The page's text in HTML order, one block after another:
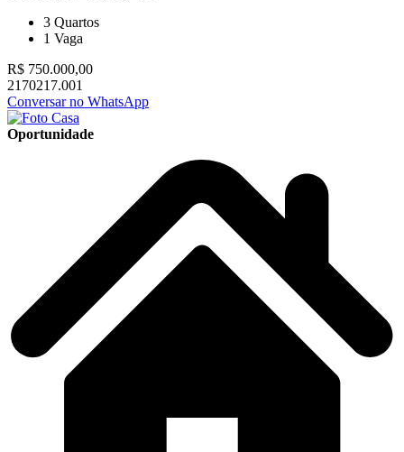
3 Quartos
1 Vaga
R$ 750.000,00
2170217.001
Conversar no WhatsApp
Oportunidade